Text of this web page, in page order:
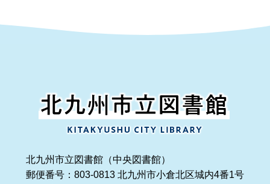
北九州市立図書館（中央図書館）
郵便番号：803-0813 北九州市小倉北区城内4番1号